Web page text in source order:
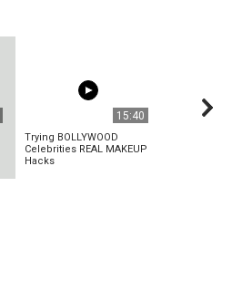
15:40
Trying BOLLYWOOD
Celebrities REAL MAKEUP
Hacks